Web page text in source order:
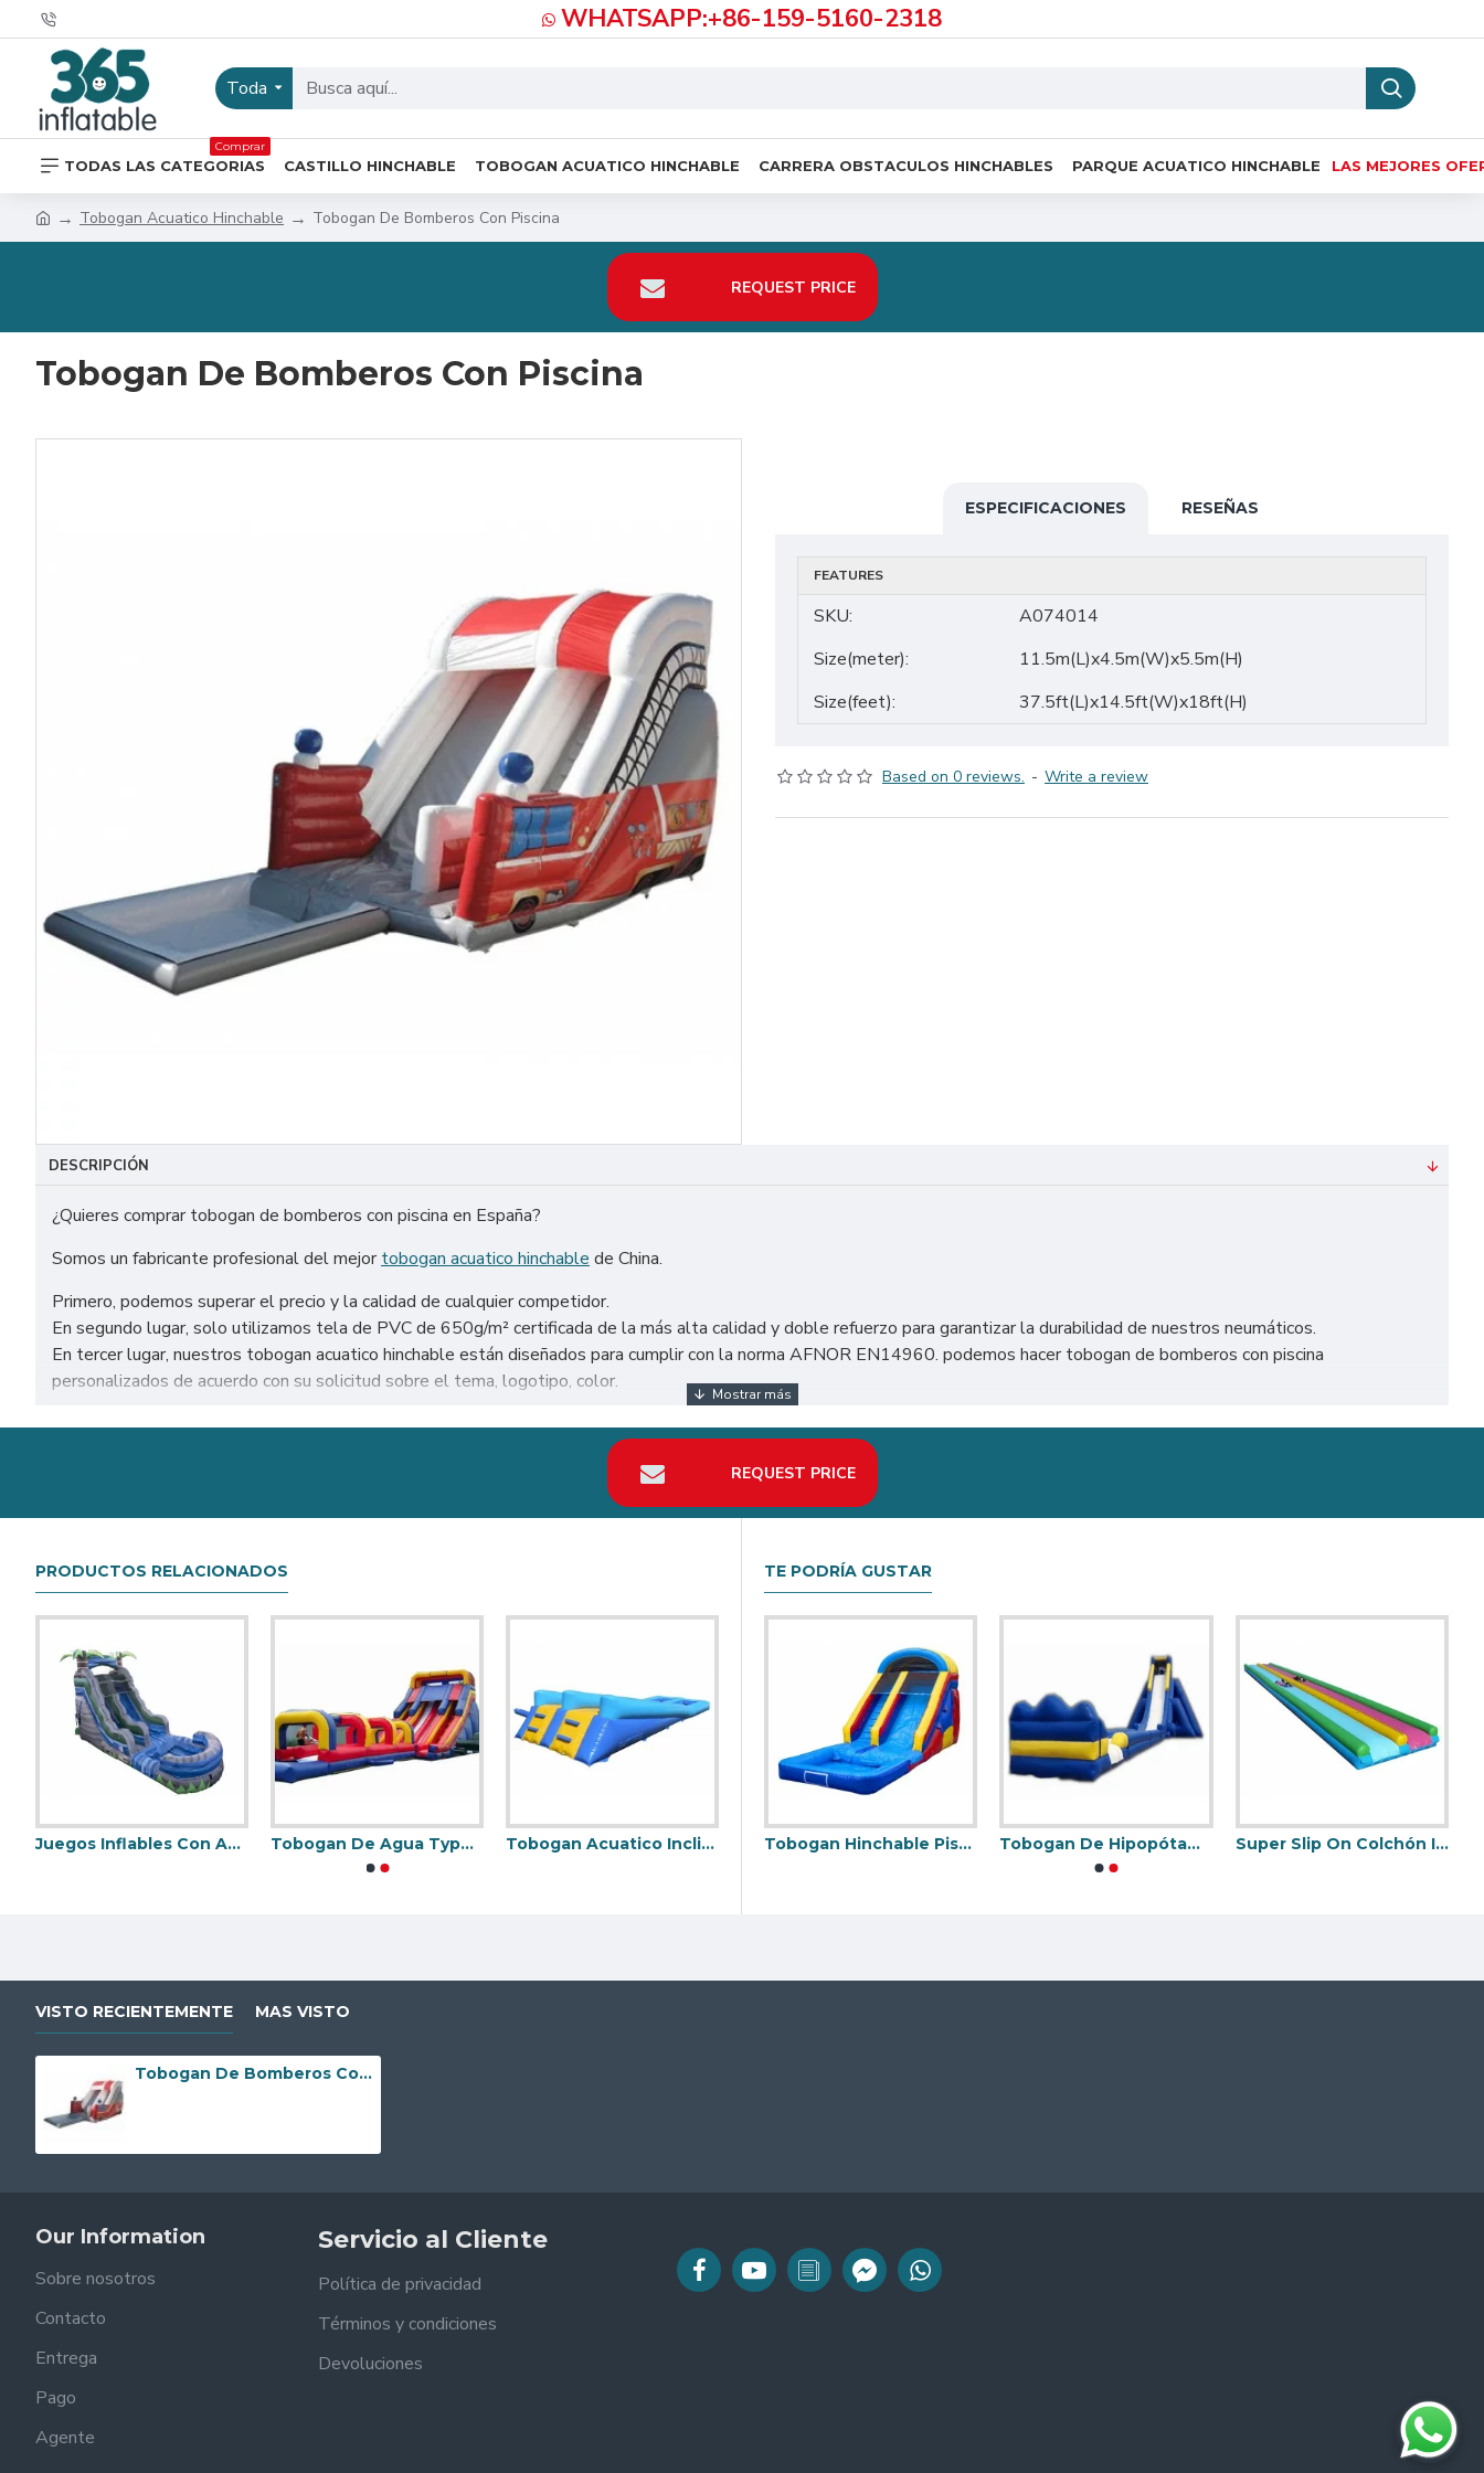
WHATSAPP:+86-159-5160-2318
Toda
TODAS LAS CATEGORIAS
Comprar
CASTILLO HINCHABLE TOBOGAN ACUATICO HINCHABLE CARRERA OBSTACULOS HINCHABLES PARQUE ACUATICO HINCHABLE LAS MEJORES
Tobogan Acuatico Hinchable Tobogan De Bomberos Con Piscina
REQUEST PRICE
Tobogan De Bomberos Con Piscina
ESPECIFICACIONES RESEÑAS
FEATURES
SKU:
A074014
Size(meter):
11.5m(L)x4.5m(W)x5.5m(H)
Size(feet):
37.5ft(L)x14.5ft(W)x18ft(H)
Based on 0 reviews. - Write a review
DESCRIPCIÓN
¿Quieres comprar tobogan de bomberos con piscina en España?
Somos un fabricante profesional del mejortobogan acuatico hinchable de China.
Primero, podemos superar el precio y la calidad de cualquier competidor.
En segundo lugar, solo utilizamos tela de PVC de 650g/m² certificada de la más alta calidad y doble refuerzo para garantizar la durabilidad de nuestros neumáticos.
En tercer lugar, nuestros tobogan acuatico hinchable están diseñados para cumplir con la norma AFNOR EN14960. podemos hacer tobogan de bomberos con piscina
personalizados de acuerdo con su solicitud sobre el tema, logotipo, color.
Venta de tobogan de bomberos con piscina en todo el mundo: Estados Unidos, México, Argentina, Chile, etc. Particularmente en España, como Madrid, Barcelona, Valencia, Sevilla,
Nuestra combinación de seguridad, calidad y diseños le brinda el mejor retorno de la inversión en su negocio de alquiler Castillo Hinchable.
REQUEST PRICE
PRODUCTOS RELACIONADOS
Juegos Inflables Con Agua Tobogan De Agua Typhoon Tobogan Acuatico Inclinado Twin Lane
TE PODRÍA GUSTAR
Tobogan Acuatico Tobogan De Tiburon Tobogan Hinchable Piscina Tobogan De Hipopótamo De Estilo Libre Super Slip On Colchón Inflable
VISTO RECIENTEMENTE MAS VISTO
Tobogan De Bomberos Con Piscina
Our Information
Sobre nosotros
Contacto
Entrega
Pago
Agente
Servicio al Cliente
Política de privacidad
Términos y condiciones
Devoluciones